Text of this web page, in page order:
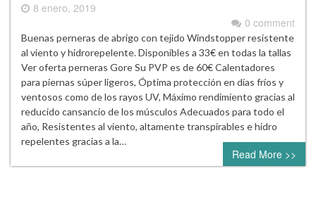
8 enero, 2019
0 comment
Buenas perneras de abrigo con tejido Windstopper resistente
al viento y hidrorepelente. Disponibles a 33€ en todas la tallas
Ver oferta perneras Gore Su PVP es de 60€ Calentadores
para piernas súper ligeros, Óptima protección en días fríos y
ventosos como de los rayos UV, Máximo rendimiento gracias al
reducido cansancio de los músculos Adecuados para todo el
año, Resistentes al viento, altamente transpirables e hidro
repelentes gracias a la…
Read More >>